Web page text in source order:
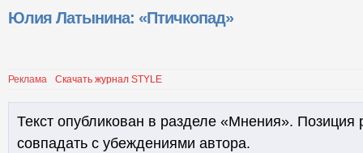
Юлия Латынина: «Птичкопад»
Реклама Скачать журнал STYLE
Текст опубликован в разделе «Мнения». Позиция
совпадать с убеждениями автора.